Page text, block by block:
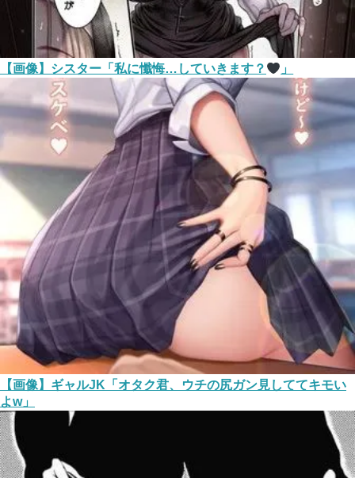
【画像】シスター「私に懺悔…していきます？ 」
【画像】ギャルJK「オタク君、ウチの尻ガン見しててキモい
よw」